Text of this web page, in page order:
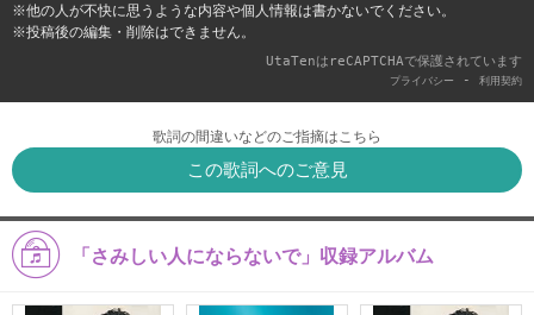
※他の人が不快に思うような内容や個人情報は書かないでください。
※投稿後の編集・削除はできません。
UtaTenはreCAPTCHAで保護されています
プライバシー - 利用契約
歌詞の間違いなどのご指摘はこちら
この歌詞へのご意見
「さみしい人にならないで」収録アルバム